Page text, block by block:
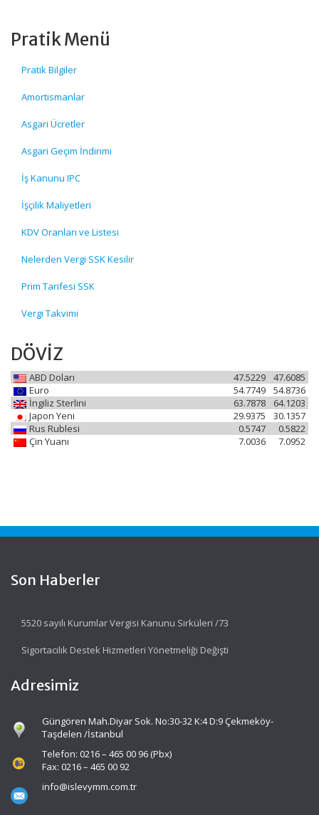
Pratik Menü
Pratik Bilgiler
Amortismanlar
Asgari Ücretler
Asgari Geçim İndirimi
İş Kanunu IPC
İşçilik Maliyetleri
KDV Oranları ve Listesi
Nelerden Vergi SSK Kesilir
Prim Tarifesi SSK
Vergi Takvimi
DÖVİZ
ABD Doları 47.6085
47.5229
Euro
54.8736
54.7749
İngiliz Sterlini
64.1203
63.7878
Japon Yeni
30.1357
29.9375
Rus Rublesi
0.5822
0.5747
Çin Yuanı
7.0952
7.0036
Son Haberler
5520 sayılı Kurumlar Vergisi Kanunu Sirküleri /73
Sigortacılık Destek Hizmetleri Yönetmeliği Değişti
Adresimiz
Güngören Mah.Diyar Sok. No:30-32 K:4 D:9 Çekmeköy-
Taşdelen /İstanbul
Telefon: 0216 – 465 00 96 (Pbx)
Fax: 0216 – 465 00 92
info@islevymm.com.tr